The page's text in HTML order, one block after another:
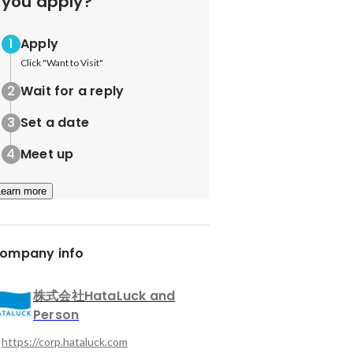
Apply
Click "Want to Visit"
Wait for a reply
Set a date
Meet up
more
info
株式会社HataLuck and
Person
https://corp.hataluck.com